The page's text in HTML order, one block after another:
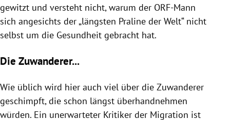
gewitzt und versteht nicht, warum der ORF-Mann
sich angesichts der „längsten Praline der Welt“ nicht
selbst um die Gesundheit gebracht hat.
Die Zuwanderer...
Wie üblich wird hier auch viel über die Zuwanderer
geschimpft, die schon längst überhandnehmen
würden. Ein unerwarteter Kritiker der Migration ist